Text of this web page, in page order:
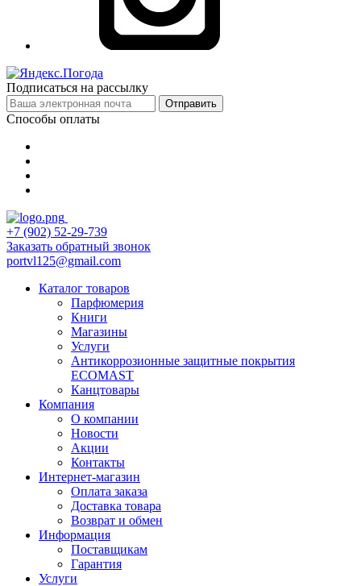
Подписаться на рассылку
Отправить
Способы оплаты
+7 (902) 52-29-739
Заказать обратный звонок
portvl125@gmail.com
Каталог товаров
Парфюмерия
Книги
Магазины
Услуги
Антикоррозионные защитные покрытия
ECOMAST
Канцтовары
Компания
О компании
Новости
Акции
Контакты
Интернет-магазин
Оплата заказа
Доставка товара
Возврат и обмен
Информация
Поставщикам
Гарантия
Услуги